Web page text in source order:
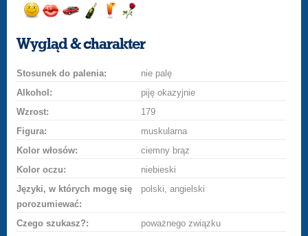
uśmiech
buziakasamochodem
szampana
drinka
różę
Wygląd & charakter
Stosunek do palenia:
nie palę
Alkohol:
piję okazyjnie
Wzrost:
179
Figura:
muskularna
Kolor włosów:
ciemny brąz
Kolor oczu:
niebieski
Języki, w których mogę się
porozumiewać:
polski, angielski
Czego szukasz?: poważnego związku